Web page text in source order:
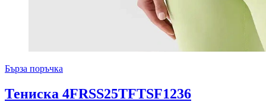
Бърза поръчка
Тениска 4FRSS25TFTSF1236